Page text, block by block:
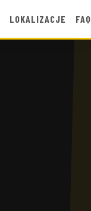
LOKALIZACJE FAQ